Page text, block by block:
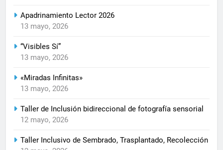
Apadrinamiento Lector 2026
13 mayo, 2026
“Visibles Sí”
13 mayo, 2026
«Miradas Infinitas»
13 mayo, 2026
Taller de Inclusión bidireccional de fotografía sensorial
12 mayo, 2026
Taller Inclusivo de Sembrado, Trasplantado, Recolección